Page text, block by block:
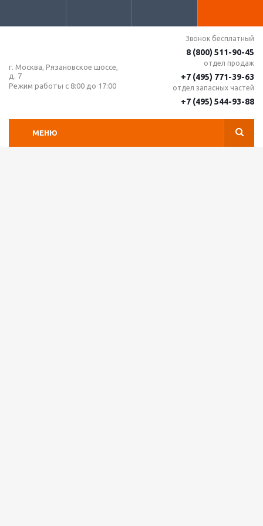
г. Москва, Рязановское шоссе,
д. 7
Режим работы с 8:00 до 17:00
Звонок бесплатный
8 (800) 511-90-45
отдел продаж
+7 (495) 771-39-63
отдел запасных частей
+7 (495) 544-93-88
МЕНЮ